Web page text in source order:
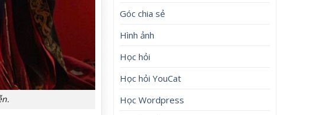
Góc chia sẻ
Hình ảnh
Học hỏi
Học hỏi YouCat
Học Wordpress